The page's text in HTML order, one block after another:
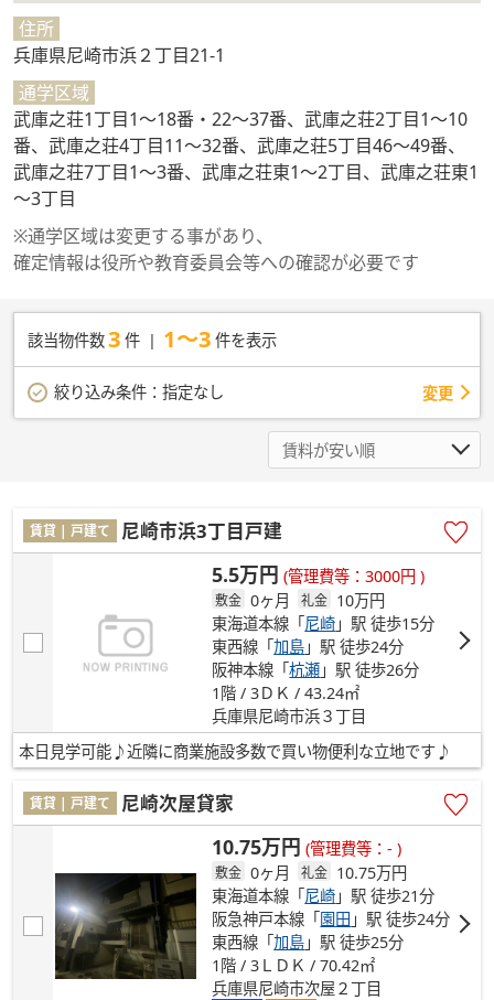
住所
兵庫県尼崎市浜２丁目21-1
通学区域
武庫之荘1丁目1～18番・22～37番、武庫之荘2丁目1～10
番、武庫之荘4丁目11～32番、武庫之荘5丁目46～49番、
武庫之荘7丁目1～3番、武庫之荘東1～2丁目、武庫之荘東1
～3丁目
※通学区域は変更する事があり、
確定情報は役所や教育委員会等への確認が必要です
該当物件数3 件 1～3 件を表示
絞り込み条件： 指定なし 変更
賃貸 | 戸建て 尼崎市浜3丁目戸建
5.5万円 (管理費等：3000円 )
敷金 0ヶ月 礼金 10万円
東海道本線「尼崎 」駅 徒歩15分
東西線「加島 」駅 徒歩24分
阪神本線「杭瀬 」駅 徒歩26分
1階 / 3ＤＫ / 43.24㎡
兵庫県尼崎市浜３丁目
本日見学可能♪近隣に商業施設多数で買い物便利な立地です♪
賃貸 | 戸建て 尼崎次屋貸家
10.75万円 (管理費等：- )
敷金 0ヶ月 礼金 10.75万円
東海道本線「尼崎 」駅 徒歩21分
阪急神戸本線「園田 」駅 徒歩24分
東西線「加島 」駅 徒歩25分
1階 / 3ＬＤＫ / 70.42㎡
兵庫県尼崎市次屋２丁目